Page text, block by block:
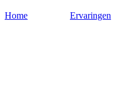
Home Ervaringen